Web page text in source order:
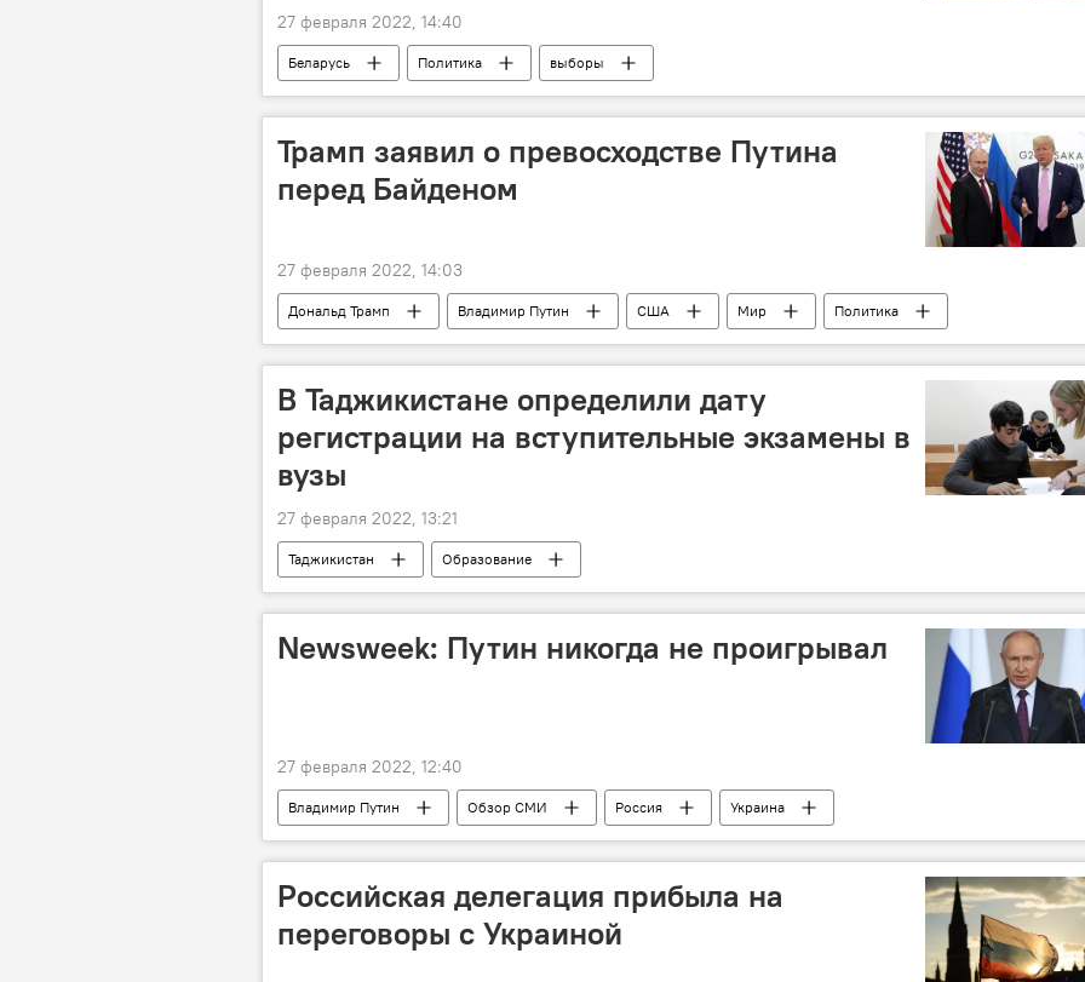
27 февраля 2022, 14:40
Беларусь Политика выборы
Трамп заявил о превосходстве Путина
перед Байденом
27 февраля 2022, 14:03
Дональд Трамп Владимир Путин США Мир Политика
В Таджикистане определили дату
регистрации на вступительные экзамены в
вузы
27 февраля 2022, 13:21
Таджикистан Образование
Newsweek: Путин никогда не проигрывал
27 февраля 2022, 12:40
Владимир Путин Обзор СМИ Россия
Украина
Спецоперация России по защите Донбасса: последние новости
Российская делегация прибыла на
переговоры с Украиной